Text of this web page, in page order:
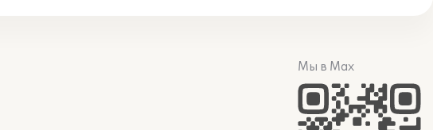
Мы в Max